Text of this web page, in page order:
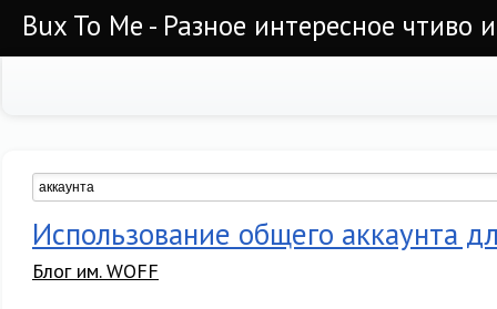
Bux To Me - Разное интересное чтиво
Использование общего аккаунта
Блог им. WOFF